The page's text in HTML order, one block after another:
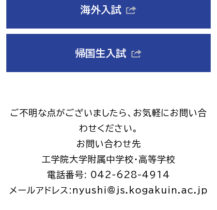
海外入試
帰国生入試
ご不明な点がございましたら、お気軽にお問い合
わせください。
お問い合わせ先
工学院大学附属中学校・高等学校
電話番号: 042-628-4914
メールアドレス:nyushi@js.kogakuin.ac.jp